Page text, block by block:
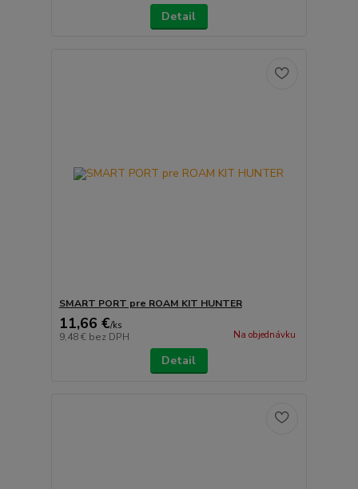
Detail
SMART PORT pre ROAM KIT HUNTER
11,66 €/ks
9,48 € bez DPH Na objednávku
Detail